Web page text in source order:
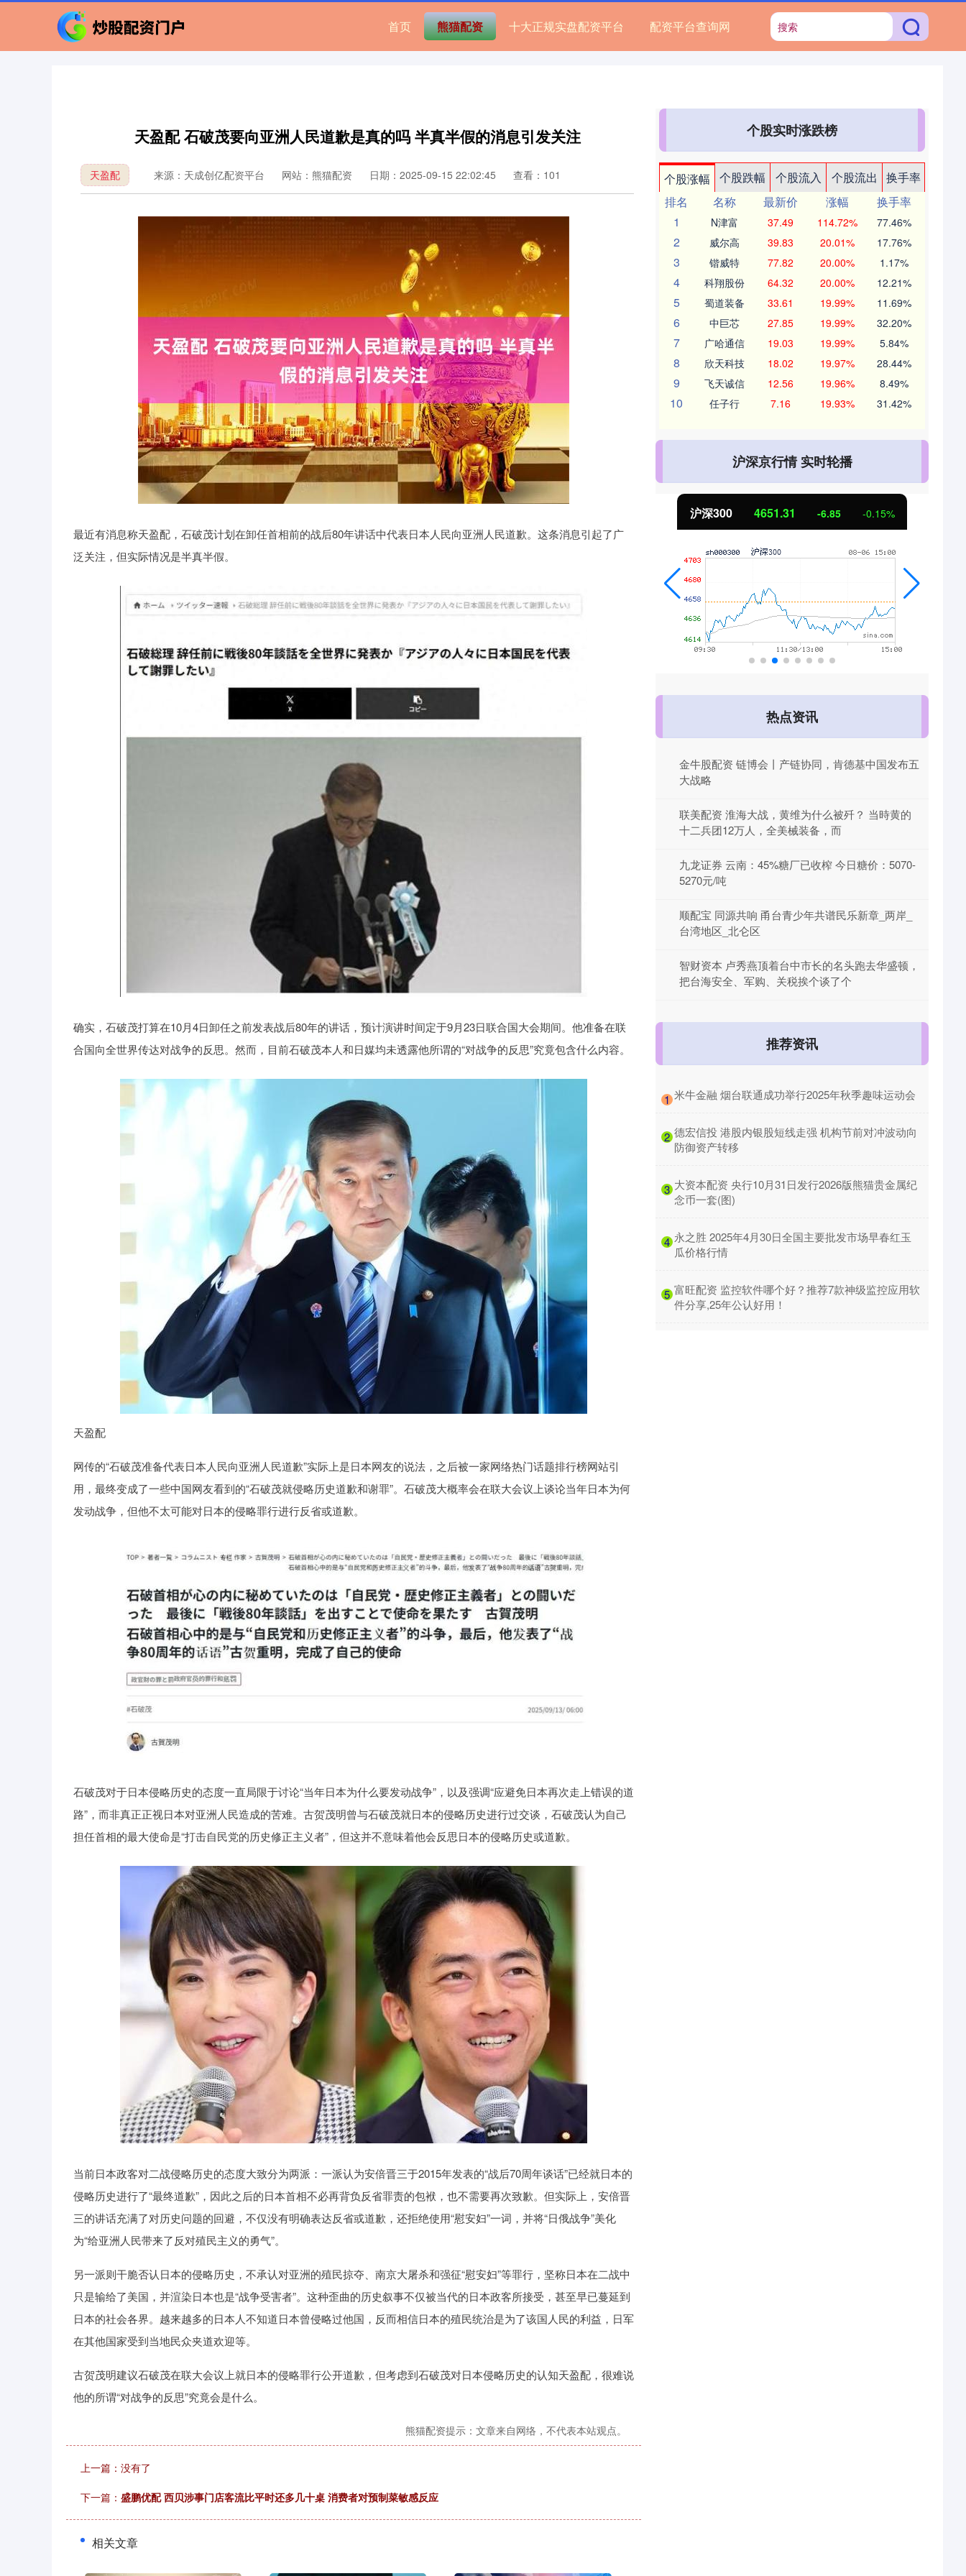
首页 熊猫配资 十大正规实盘配资平台 配资平台查询网
天盈配 石破茂要向亚洲人民道歉是真的吗 半真半假的消息引发关注
天盈配 来源：天成创亿配资平台 网站：熊猫配资 日期：2025-09-15 22:02:45 查看：101
最近有消息称天盈配，石破茂计划在卸任首相前的战后80年讲话中代表日本人民向亚洲人民道歉。这条消息引起了广
泛关注，但实际情况是半真半假。
确实，石破茂打算在10月4日卸任之前发表战后80年的讲话，预计演讲时间定于9月23日联合国大会期间。他准备在联
合国向全世界传达对战争的反思。然而，目前石破茂本人和日媒均未透露他所谓的“对战争的反思”究竟包含什么内容。
天盈配
网传的“石破茂准备代表日本人民向亚洲人民道歉”实际上是日本网友的说法，之后被一家网络热门话题排行榜网站引
用，最终变成了一些中国网友看到的“石破茂就侵略历史道歉和谢罪”。石破茂大概率会在联大会议上谈论当年日本为何
发动战争，但他不太可能对日本的侵略罪行进行反省或道歉。
石破茂对于日本侵略历史的态度一直局限于讨论“当年日本为什么要发动战争”，以及强调“应避免日本再次走上错误的道
路”，而非真正正视日本对亚洲人民造成的苦难。古贺茂明曾与石破茂就日本的侵略历史进行过交谈，石破茂认为自己
担任首相的最大使命是“打击自民党的历史修正主义者”，但这并不意味着他会反思日本的侵略历史或道歉。
当前日本政客对二战侵略历史的态度大致分为两派：一派认为安倍晋三于2015年发表的“战后70周年谈话”已经就日本的
侵略历史进行了“最终道歉”，因此之后的日本首相不必再背负反省罪责的包袱，也不需要再次致歉。但实际上，安倍晋
三的讲话充满了对历史问题的回避，不仅没有明确表达反省或道歉，还拒绝使用“慰安妇”一词，并将“日俄战争”美化
为“给亚洲人民带来了反对殖民主义的勇气”。
另一派则干脆否认日本的侵略历史，不承认对亚洲的殖民掠夺、南京大屠杀和强征“慰安妇”等罪行，坚称日本在二战中
只是输给了美国，并渲染日本也是“战争受害者”。这种歪曲的历史叙事不仅被当代的日本政客所接受，甚至早已蔓延到
日本的社会各界。越来越多的日本人不知道日本曾侵略过他国，反而相信日本的殖民统治是为了该国人民的利益，日军
在其他国家受到当地民众夹道欢迎等。
古贺茂明建议石破茂在联大会议上就日本的侵略罪行公开道歉，但考虑到石破茂对日本侵略历史的认知天盈配，很难说
他的所谓“对战争的反思”究竟会是什么。
熊猫配资提示：文章来自网络，不代表本站观点。
上一篇：没有了
下一篇： 盛鹏优配 西贝涉事门店客流比平时还多几十桌 消费者对预制菜敏感反应
相关文章
个股实时涨跌榜
个股涨幅 个股跌幅 个股流入 个股流出
换手率
排名
名称 最新价 涨幅
换手率
1
N津富 37.49 114.72% 77.46%
2 威尔高 39.83 20.01% 17.76%
3 锴威特 77.82 20.00% 1.17%
4 科翔股份 64.32 20.00% 12.21%
5 蜀道装备 33.61 19.99% 11.69%
6 中巨芯 27.85 19.99% 32.20%
7 广哈通信 19.03 19.99% 5.84%
8 欣天科技 18.02 19.97% 28.44%
9 飞天诚信 12.56 19.96% 8.49%
10 任子行 7.16 19.93% 31.42%
沪深京行情 实时轮播
北证50 1122.88 3.42 0.30%
热点资讯
金牛股配资 链博会丨产链协同，肯德基中国发布五
大战略
联美配资 淮海大战，黄维为什么被歼？ 当時黄的
十二兵团12万人，全美械装备，而
九龙证券 云南：45%糖厂已收榨 今日糖价：5070-
5270元/吨
顺配宝 同源共响 甬台青少年共谱民乐新章_两岸_
台湾地区_北仑区
智财资本 卢秀燕顶着台中市长的名头跑去华盛顿，
把台海安全、军购、关税挨个谈了个
推荐资讯
1 ​米牛金融 烟台联通成功举行2025年秋季趣味运动会
2 ​德宏信投 港股内银股短线走强 机构节前对冲波动向
防御资产转移
3 ​大资本配资 央行10月31日发行2026版熊猫贵金属纪
念币一套(图)
4 ​永之胜 2025年4月30日全国主要批发市场早春红玉
瓜价格行情
5 ​富旺配资 监控软件哪个好？推荐7款神级监控应用软
件分享,25年公认好用！